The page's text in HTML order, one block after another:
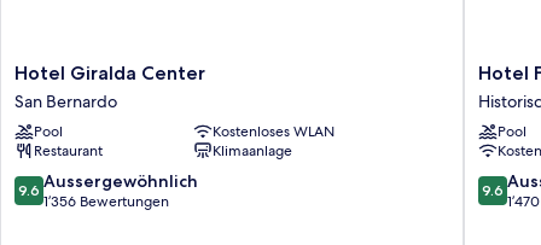
Hotel
Giralda
Center
San
Bernardo
Hotel Giralda Center
San Bernardo
Pool
Kostenloses WLAN
Restaurant
Klimaanlage
9.6
von
9.6 Aussergewöhnlich
1’356 Bewertungen
Hotel
III
Hotel
Pool
9.6
von
9.6